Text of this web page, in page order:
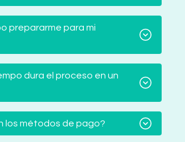
prepararme para mi
dura el proceso en un
los métodos de pago?